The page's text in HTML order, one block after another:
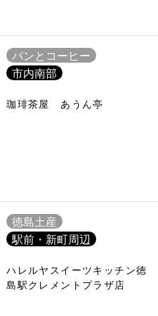
パンとコーヒー
市内南部
珈琲茶屋 あうん亭
徳島土産
駅前・新町周辺
ハレルヤスイーツキッチン徳
島駅クレメントプラザ店